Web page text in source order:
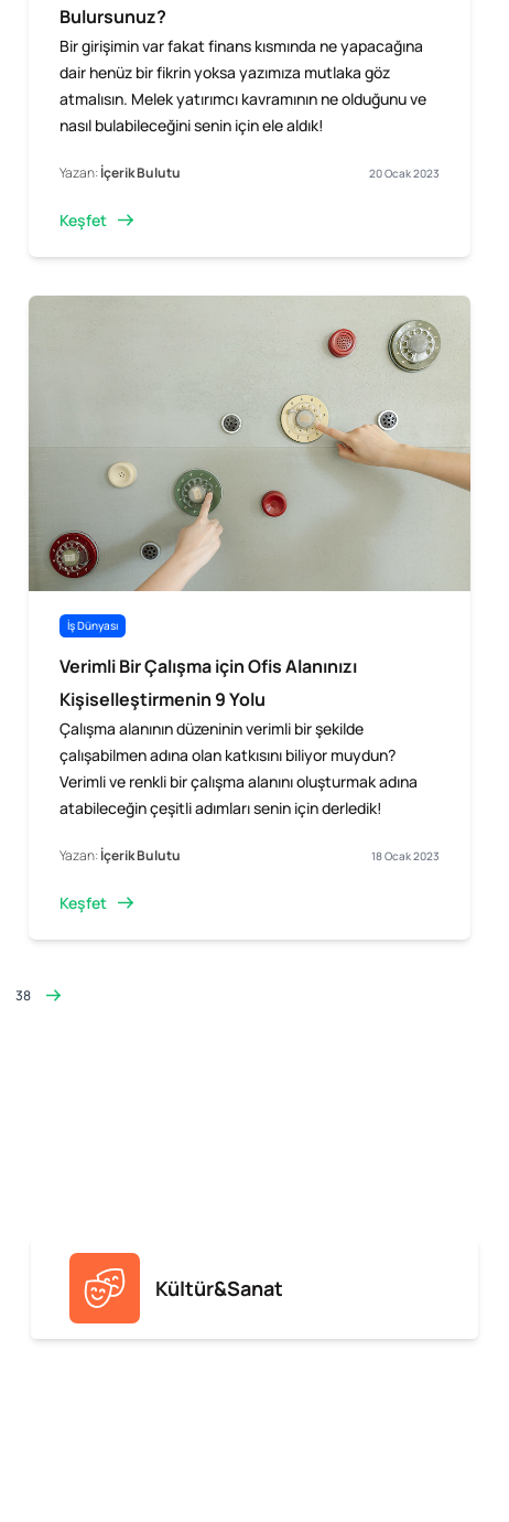
Bulursunuz?
Bir girişimin var fakat finans kısmında ne yapacağına
dair henüz bir fikrin yoksa yazımıza mutlaka göz
atmalısın. Melek yatırımcı kavramının ne olduğunu ve
nasıl bulabileceğini senin için ele aldık!
Yazan:İçerik Bulutu 20 Ocak 2023
Keşfet
İş Dünyası
Verimli Bir Çalışma için Ofis Alanınızı
Kişiselleştirmenin 9 Yolu
Çalışma alanının düzeninin verimli bir şekilde
çalışabilmen adına olan katkısını biliyor muydun?
Verimli ve renkli bir çalışma alanını oluşturmak adına
atabileceğin çeşitli adımları senin için derledik!
Yazan:İçerik Bulutu 18 Ocak 2023
Keşfet
38
Kültür&Sanat